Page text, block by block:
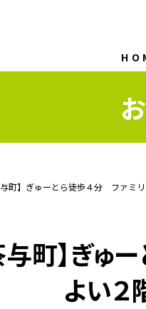
町】ぎゅーとら徒歩４分 ファミ
町】ぎゅ
よい